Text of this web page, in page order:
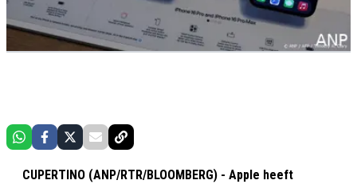
CUPERTINO (ANP/RTR/BLOOMBERG) - Apple heeft